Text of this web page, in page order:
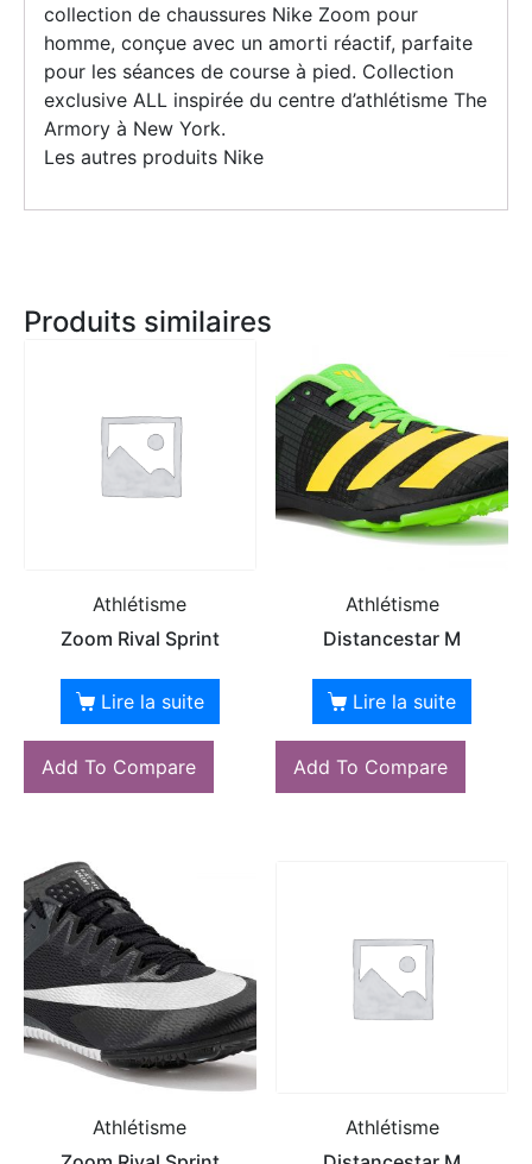
collection de chaussures Nike Zoom pour
homme, conçue avec un amorti réactif, parfaite
pour les séances de course à pied. Collection
exclusive ALL inspirée du centre d’athlétisme The
Armory à New York.
Les autres produits Nike
Produits similaires
Athlétisme
Zoom Rival Sprint
Lire la suite
Add To Compare
Athlétisme
Distancestar M
Lire la suite
Add To Compare
Athlétisme
Athlétisme